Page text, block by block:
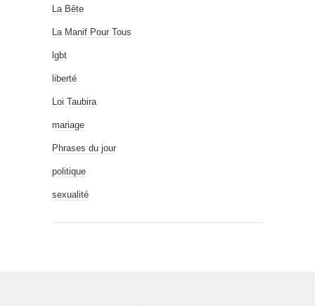
La Bête
La Manif Pour Tous
lgbt
liberté
Loi Taubira
mariage
Phrases du jour
politique
sexualité